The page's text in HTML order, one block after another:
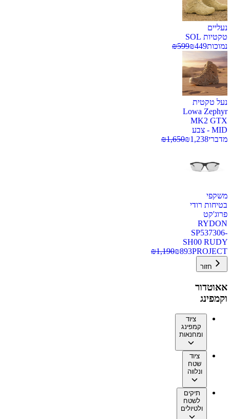
נעליים
טקטיות SOL
נמוכות
₪449
₪599
נעל טקטית
Lowa Zephyr
MK2 GTX
MID - צבע
מדברי
₪1,238
₪1,650
משקפי
בטיחות רודי
פרוג'קט
RYDON
SP537306-
SH00 RUDY
PROJECT
₪893
₪1,190
חזור
אאוטדור
וקמפינג
ציוד
קמפינג
ומחנאות
ציוד
שטח
ונלווה
תיקים
לשטח
ולטיולים